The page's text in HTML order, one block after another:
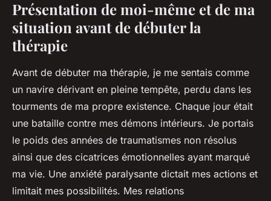
Présentation de moi-même et de ma
situation avant de débuter la
thérapie
Avant de débuter ma thérapie, je me sentais comme
un navire dérivant en pleine tempête, perdu dans les
tourments de ma propre existence. Chaque jour était
une bataille contre mes démons intérieurs. Je portais
le poids des années de traumatismes non résolus
ainsi que des cicatrices émotionnelles ayant marqué
ma vie. Une anxiété paralysante dictait mes actions et
limitait mes possibilités. Mes relations